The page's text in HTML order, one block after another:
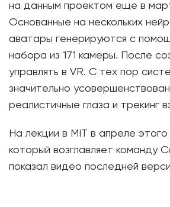
на данным проектом еще в
Основанные на нескольких
аватары генерируются с
набора из 171 камеры. После
управлять в VR. С тех пор
значительно
реалистичные глаза и трекинг
На лекции в MIT в апреле
который возглавляет команду
показал видео последней